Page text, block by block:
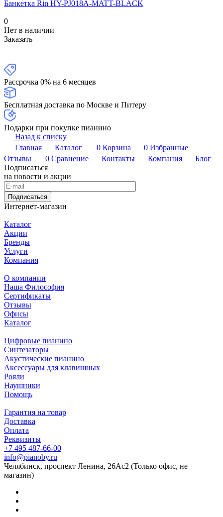
Банкетка Rin HY-PJ018A-MATT-BLACK
0
Нет в наличии
Заказать
Рассрочка 0% на 6 месяцев
Бесплатная доставка по Москве и Питеру
Подарки при покупке пианино
Назад к списку
Главная
Каталог 0 Корзина 0 Избранные
Отзывы
0 Сравнение Контакты Компания
Блог
Подписаться
на новости и акции
Подписаться
Интернет-магазин
Каталог
Акции
Бренды
Услуги
Компания
О компании
Наша Философия
Сертификаты
Отзывы
Офисы
Каталог
Цифровые пианино
Синтезаторы
Акустические пианино
Аксессуары для клавишных
Рояли
Наушники
Помощь
Гарантия на товар
Доставка
Оплата
Реквизиты
+7 495 487-66-00
info@pianoby.ru
Челябинск, проспект Ленина, 26Ас2 (Только офис, не
магазин)